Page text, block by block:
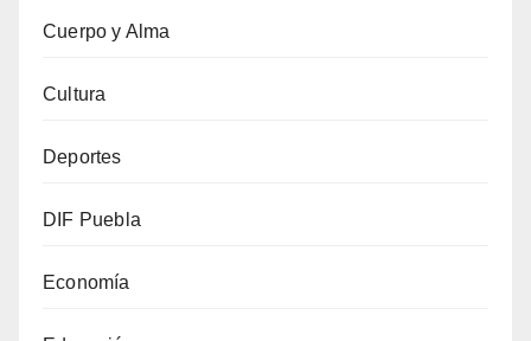
Cuerpo y Alma
Cultura
Deportes
DIF Puebla
Economía